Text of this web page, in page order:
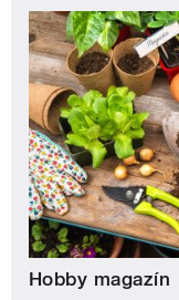
Hobby magazín